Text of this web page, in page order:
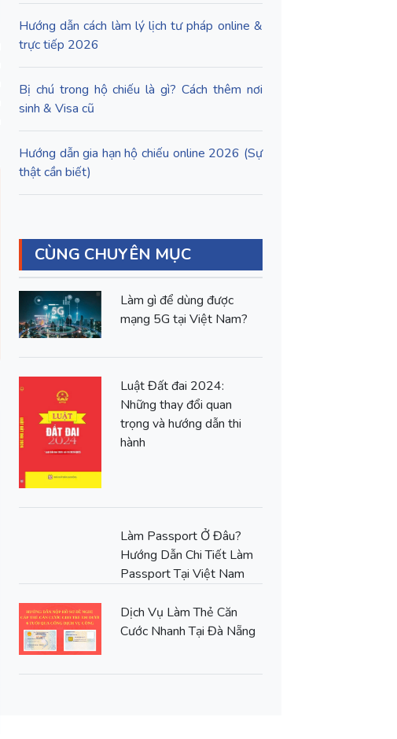
Hướng dẫn cách làm lý lịch tư pháp online &
trực tiếp 2026
Bị chú trong hộ chiếu là gì? Cách thêm nơi
sinh & Visa cũ
Hướng dẫn gia hạn hộ chiếu online 2026 (Sự
thật cần biết)
CÙNG CHUYÊN MỤC
Làm gì để dùng được
mạng 5G tại Việt Nam?
Luật Đất đai 2024:
Những thay đổi quan
trọng và hướng dẫn thi
hành
Làm Passport Ở Đâu?
Hướng Dẫn Chi Tiết Làm
Passport Tại Việt Nam
Dịch Vụ Làm Thẻ Căn
Cước Nhanh Tại Đà Nẵng